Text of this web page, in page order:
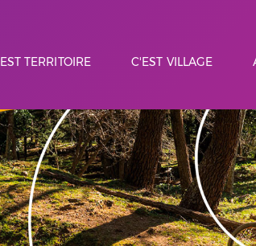
TERRITOIRE
C'EST PARC NATUREL
C'EST VIN
C'EST PATRIMOINE
C'EST VILLAGE
RESTAURATION
ASSOCIATIONS
HÉBERGEMENT
MUME
CAN LAPORTA
PNIN DE LA ALBERA
CULTURE